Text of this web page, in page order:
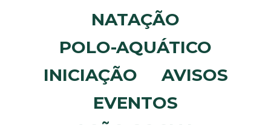
NATAÇÃO
POLO-AQUÁTICO
INICIAÇÃO
AVISOS
EVENTOS